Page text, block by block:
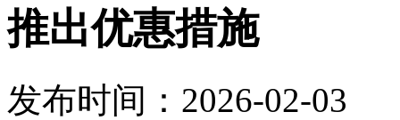
推出优惠措施
发布时间：2026-02-03